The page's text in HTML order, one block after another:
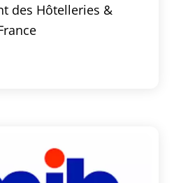
des Hôtelleries &